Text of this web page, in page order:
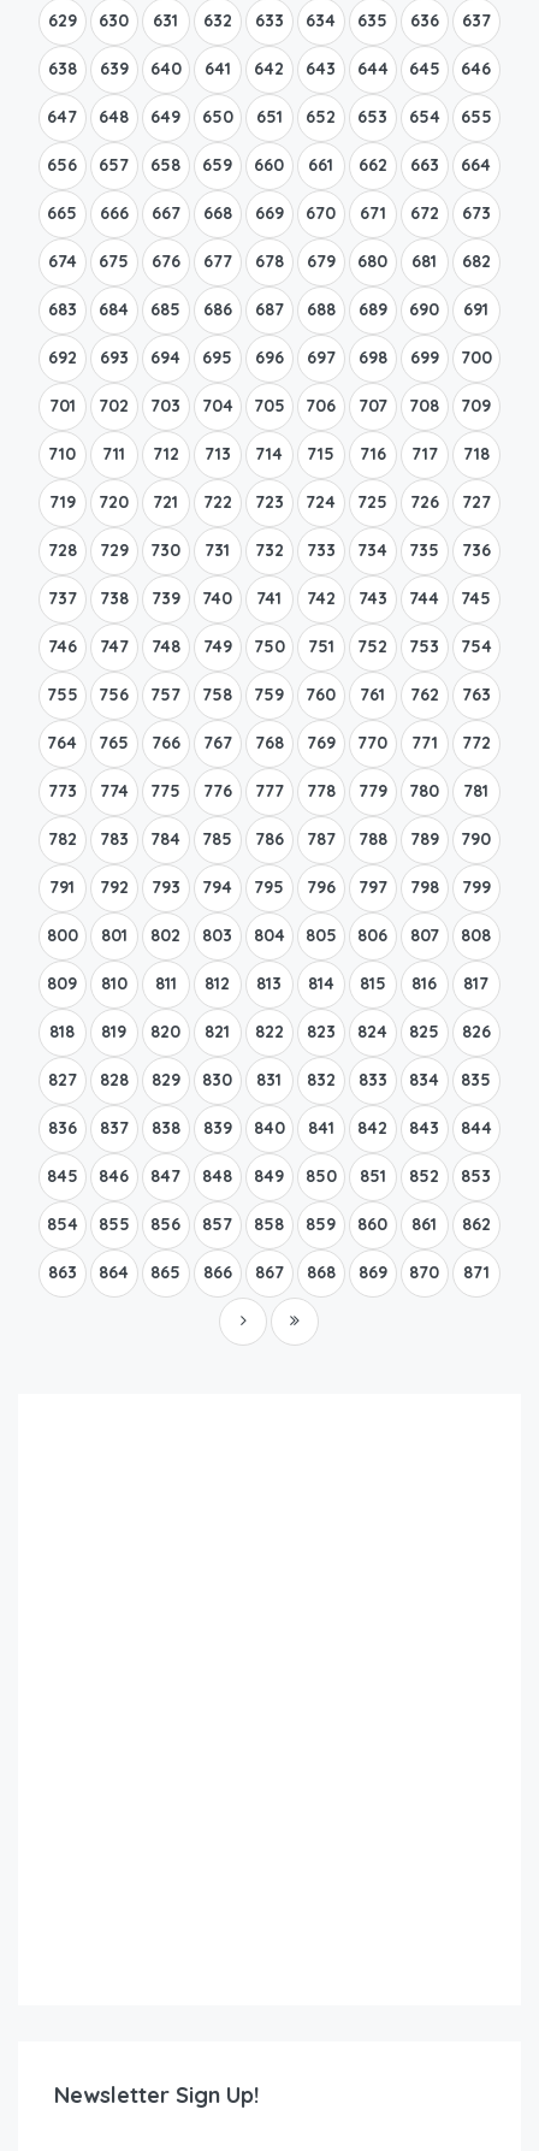
629 630 631 632 633 634 635 636 637
638 639 640 641 642 643 644 645 646
647 648 649 650 651 652 653 654 655
656 657 658 659 660 661 662 663 664
665 666 667 668 669 670 671 672 673
674 675 676 677 678 679 680 681 682
683 684 685 686 687 688 689 690 691
692 693 694 695 696 697 698 699 700
701 702 703 704 705 706 707 708 709
710 711 712 713 714 715 716 717 718
719 720 721 722 723 724 725 726 727
728 729 730 731 732 733 734 735 736
737 738 739 740 741 742 743 744 745
746 747 748 749 750 751 752 753 754
755 756 757 758 759 760 761 762 763
764 765 766 767 768 769 770 771 772
773 774 775 776 777 778 779 780 781
782 783 784 785 786 787 788 789 790
791 792 793 794 795 796 797 798 799
800 801 802 803 804 805 806 807 808
809 810 811 812 813 814 815 816 817
818 819 820 821 822 823 824 825 826
827 828 829 830 831 832 833 834 835
836 837 838 839 840 841 842 843 844
845 846 847 848 849 850 851 852 853
854 855 856 857 858 859 860 861 862
863 864 865 866 867 868 869 870 871
Newsletter Sign Up!